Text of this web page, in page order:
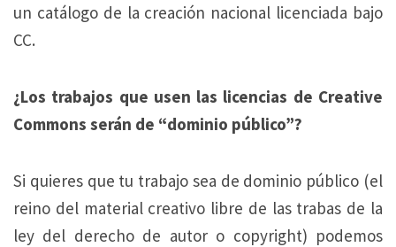
un catálogo de la creación nacional licenciada bajo
CC.
¿Los trabajos que usen las licencias de Creative
Commons serán de “dominio público”?
Si quieres que tu trabajo sea de dominio público (el
reino del material creativo libre de las trabas de la
ley del derecho de autor o copyright) podemos